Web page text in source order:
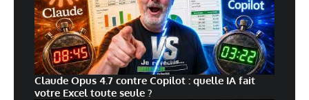
Claude Opus 4.7 contre Copilot : quelle IA fait
votre Excel toute seule ?